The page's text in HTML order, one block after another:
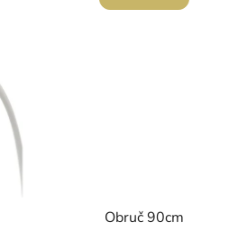
Obruč 90cm